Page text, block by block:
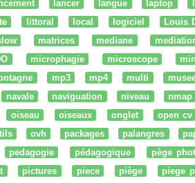
lancer langue laptop
littoral local logiciel Louis
matrices mediane
microphagie microscope
mp3 mp4 multi
navale naviguation niveau nmap
oiseau oiseaux onglet open cv
ovh packages palangres
pedagogie pédagogique pège
pictures piece piège piege